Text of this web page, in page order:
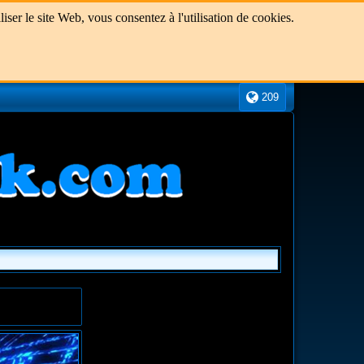
le site Web, vous consentez à l'utilisation de cookies.
209